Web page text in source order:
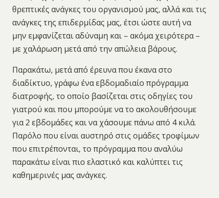
θρεπτικές ανάγκες του οργανισμού μας, αλλά και τις
ανάγκες της επιδερμίδας μας, έτσι ώστε αυτή να
μην εμφανίζεται αδύναμη και – ακόμα χειρότερα –
με χαλάρωση μετά από την απώλεια βάρους.
Παρακάτω, μετά από έρευνα που έκανα στο
διαδίκτυο, γράφω ένα εβδομαδιαίο πρόγραμμα
διατροφής, το οποίο βασίζεται στις οδηγίες του
γιατρού και που μπορούμε να το ακολουθήσουμε
για 2 εβδομάδες και να χάσουμε πάνω από 4 κιλά.
Παρόλο που είναι αυστηρό στις ομάδες τροφίμων
που επιτρέπονται, το πρόγραμμα που αναλύω
παρακάτω είναι πιο ελαστικό και καλύπτει τις
καθημερινές μας ανάγκες.